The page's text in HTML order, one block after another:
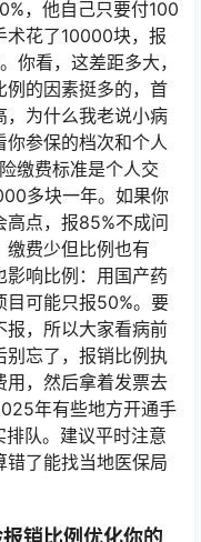
，他自己只要付100
术花了10000块，报
你看，这差距多大，
例的因素挺多的，首
，为什么我老说小病
你参保的档次和个人
缴费标准是个人交
多块一年。如果你
点，报85%不成问
缴费少但比例也有
响比例：用国产药
目可能只报50%。要
报，所以大家看病前
别忘了，报销比例执
用，然后拿着发票去
年有些地方开通手
队。建议平时注意
了能找当地医保局
销比例优化你的